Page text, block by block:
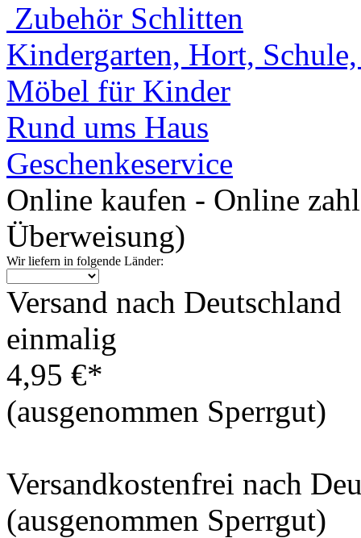
Zubehör Schlitten
Kindergarten, Hort,
Möbel für Kinder
Rund ums Haus
Geschenkeservice
Online kaufen - Online
Überweisung)
Wir liefern in folgende Länder:
Versand nach Deutschland
einmalig
4,95 €*
(ausgenommen Sperrgut)
Versandkostenfrei nach
(ausgenommen Sperrgut)